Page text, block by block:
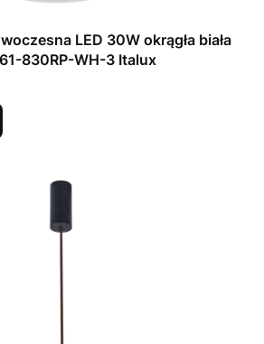
LED 30W okrągła biała
830RP-WH-3 Italux